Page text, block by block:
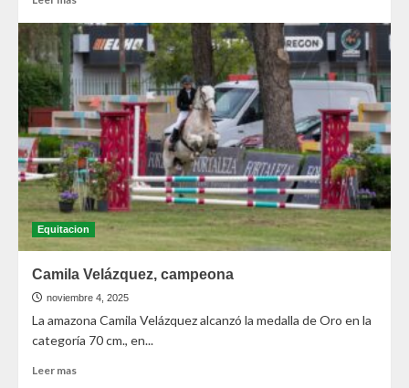
Equitacion
Camila Velázquez, campeona
noviembre 4, 2025
La amazona Camila Velázquez alcanzó la medalla de Oro en la
categoría 70 cm., en...
Leer mas